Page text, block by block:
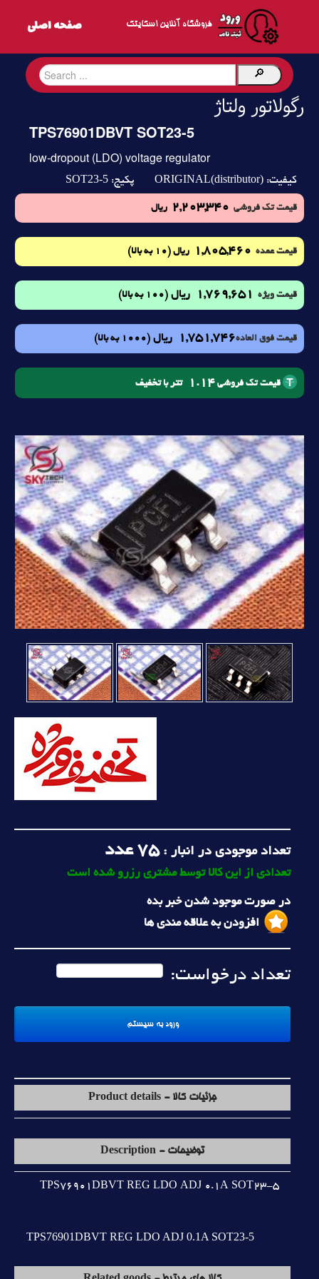
فروشگاه آنلاین اسکایتک
رگولاتور ولتاژ
TPS76901DBVT SOT23-5
low-dropout (LDO) voltage regulator
کیفیت: ORIGINAL(distributor) پکیج: SOT23-5
قیمت تک فروشی 2,203,340 ریال
قیمت عمده 1,805,460 ریال (10 به بالا)
قیمت ویژه 1,769,651 ریال (100 به بالا)
قیمت فوق العاده1,751,746 ریال (1000 به بالا)
قیمت تک فروشی 1.14 تتر با تخفیف
تعداد موجودی در انبار :75 عدد
تعدادی از این کالا توسط مشتری رزرو شده است
در صورت موجود شدن خبر بده
افزودن به علاقه مندی ها
تعداد درخواست:
جزئیات کالا - Product details
توضیحات - Description
TPS76901DBVT REG LDO ADJ 0.1A SOT23-5
TPS76901DBVT REG LDO ADJ 0.1A SOT23-5